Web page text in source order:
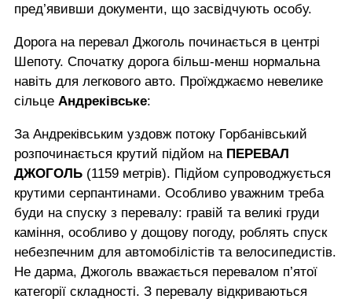
пред’явивши документи, що засвідчують особу.
Дорога на перевал Джоголь починається в центрі
Шепоту. Спочатку дорога більш-менш нормальна
навіть для легкового авто. Проїжджаємо невелике
сільце Андреківське:
За Андреківським уздовж потоку Горбанівський
розпочинається крутий підйом на ПЕРЕВАЛ
ДЖОГОЛЬ (1159 метрів). Підйом супроводжується
крутими серпантинами. Особливо уважним треба
буди на спуску з перевалу: гравій та великі груди
каміння, особливо у дощову погоду, роблять спуск
небезпечним для автомобілістів та велосипедистів.
Не дарма, Джоголь вважається перевалом п’ятої
категорії складності. З перевалу відкриваються